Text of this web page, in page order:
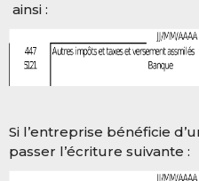
ainsi :
Si l’entreprise bénéficie
passer l’écriture suivante :